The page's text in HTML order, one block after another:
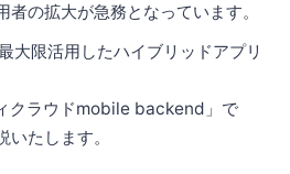
の拡大が急務となっています。
大限活用したハイブリッドアプリ
クラウドmobile backend」で
たします。